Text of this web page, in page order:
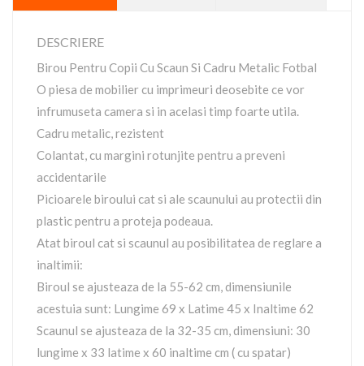
DESCRIERE
Birou Pentru Copii Cu Scaun Si Cadru Metalic Fotbal
O piesa de mobilier cu imprimeuri deosebite ce vor
infrumuseta camera si in acelasi timp foarte utila.
Cadru metalic, rezistent
Colantat, cu margini rotunjite pentru a preveni
accidentarile
Picioarele biroului cat si ale scaunului au protectii din
plastic pentru a proteja podeaua.
Atat biroul cat si scaunul au posibilitatea de reglare a
inaltimii:
Biroul se ajusteaza de la 55-62 cm, dimensiunile
acestuia sunt: Lungime 69 x Latime 45 x Inaltime 62
Scaunul se ajusteaza de la 32-35 cm, dimensiuni: 30
lungime x 33 latime x 60 inaltime cm ( cu spatar)